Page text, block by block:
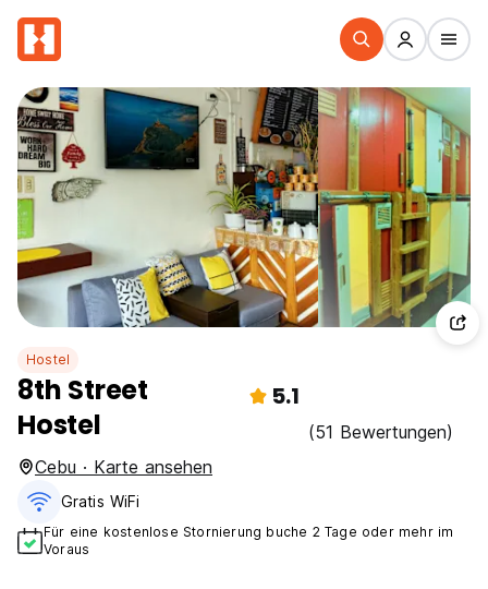
Hostel
8th Street
Hostel
5.1
(51 Bewertungen)
Cebu · Karte ansehen
Gratis WiFi
Für eine kostenlose Stornierung buche 2 Tage oder mehr im
Voraus